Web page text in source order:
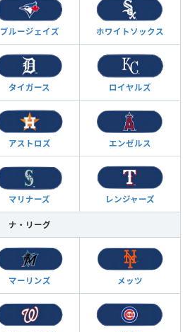
ブルージェイズ ホワイトソックス
タイガース ロイヤルズ
アストロズ エンゼルス
マリナーズ レンジャーズ
ナ・リーグ
マーリンズ メッツ